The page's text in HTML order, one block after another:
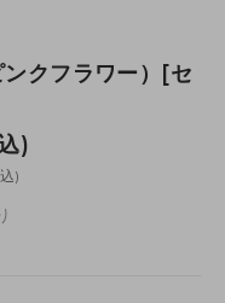
クフラワー）[セ
)
)